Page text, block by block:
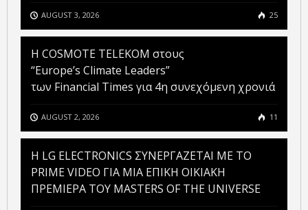
AUGUST 3, 2026 25
Η COSMOTE TELEKOM στους
“Europe’s Climate Leaders”
των Financial Times για 4η συνεχόμενη χρονιά
AUGUST 2, 2026 11
H LG ELECTRONICS ΣΥΝΕΡΓΑΖΕΤΑΙ ΜΕ ΤΟ
PRIME VIDEO ΓΙΑ ΜΙΑ ΕΠΙΚΗ ΟΙΚΙΑΚΗ
ΠΡΕΜΙΕΡΑ ΤΟΥ MASTERS OF THE UNIVERSE